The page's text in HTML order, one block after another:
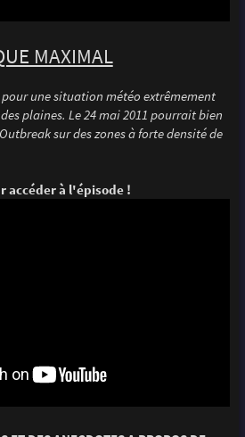
MAXIMAL
une situation météo extrêmement
plaines. Le 24 mai 2011 pourrait bien
sur des zones à forte densité de
accéder à l'épisode !